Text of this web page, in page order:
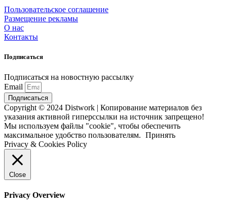
Пользовательское соглашение
Размещение рекламы
О нас
Контакты
Подписаться
Подписаться на новостную рассылку
Email
Подписаться
Copyright © 2024 Distwork | Копирование материалов без
указания активной гиперссылки на источник запрещено!
Мы используем файлы "cookie", чтобы обеспечить
максимальное удобство пользователям. Принять
Privacy & Cookies Policy
Close
Privacy Overview